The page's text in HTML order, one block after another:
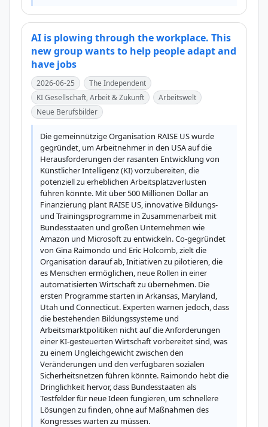
AI is plowing through the workplace. This
new group wants to help people adapt and
have jobs
2026-06-25
The Independent
KI Gesellschaft, Arbeit & Zukunft
Arbeitswelt
Neue Berufsbilder
Die gemeinnützige Organisation RAISE US wurde
gegründet, um Arbeitnehmer in den USA auf die
Herausforderungen der rasanten Entwicklung von
Künstlicher Intelligenz (KI) vorzubereiten, die
potenziell zu erheblichen Arbeitsplatzverlusten
führen könnte. Mit über 500 Millionen Dollar an
Finanzierung plant RAISE US, innovative Bildungs-
und Trainingsprogramme in Zusammenarbeit mit
Bundesstaaten und großen Unternehmen wie
Amazon und Microsoft zu entwickeln. Co-gegründet
von Gina Raimondo und Eric Holcomb, zielt die
Organisation darauf ab, Initiativen zu pilotieren, die
es Menschen ermöglichen, neue Rollen in einer
automatisierten Wirtschaft zu übernehmen. Die
ersten Programme starten in Arkansas, Maryland,
Utah und Connecticut. Experten warnen jedoch, dass
die bestehenden Bildungssysteme und
Arbeitsmarktpolitiken nicht auf die Anforderungen
einer KI-gesteuerten Wirtschaft vorbereitet sind, was
zu einem Ungleichgewicht zwischen den
Veränderungen und den verfügbaren sozialen
Sicherheitsnetzen führen könnte. Raimondo hebt die
Dringlichkeit hervor, dass Bundesstaaten als
Testfelder für neue Ideen fungieren, um schnellere
Lösungen zu finden, ohne auf Maßnahmen des
Kongresses warten zu müssen.